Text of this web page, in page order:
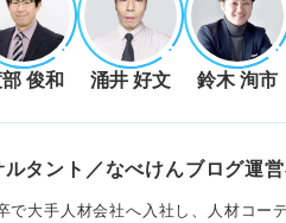
押さえる！選考状況の具
ている場合は一貫性を示しつ
直に伝えると評価やスケジュ
種に合わせた具体的な理由を
カーなら興味を持った実体験
俊和 涌井 好文 鈴木 洵市
タント／なべけんブログ運
で大手人材会社へ入社し、人材コー